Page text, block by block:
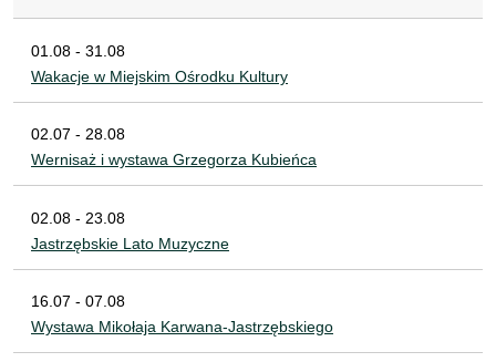
01.08 - 31.08
Wakacje w Miejskim Ośrodku Kultury
02.07 - 28.08
Wernisaż i wystawa Grzegorza Kubieńca
02.08 - 23.08
Jastrzębskie Lato Muzyczne
16.07 - 07.08
Wystawa Mikołaja Karwana-Jastrzębskiego